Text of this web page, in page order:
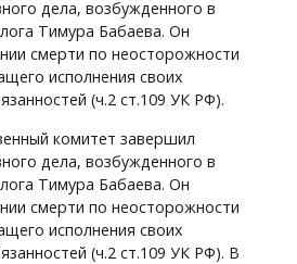
дела, возбужденного в
Тимура Бабаева. Он
смерти по неосторожности
исполнения своих
(ч.2 ст.109 УК РФ).
комитет завершил
дела, возбужденного в
Тимура Бабаева. Он
смерти по неосторожности
исполнения своих
(ч.2 ст.109 УК РФ). В